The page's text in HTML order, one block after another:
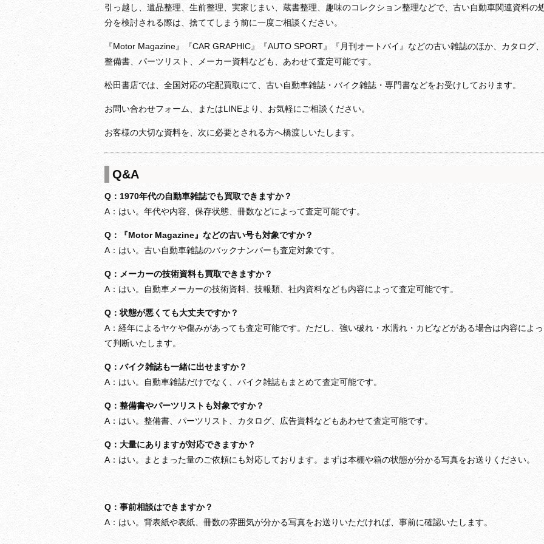
引っ越し、遺品整理、生前整理、実家じまい、蔵書整理、趣味のコレクション整理などで、古い自動車関連資料の
分を検討される際は、捨ててしまう前に一度ご相談ください。
『Motor Magazine』『CAR GRAPHIC』『AUTO SPORT』『月刊オートバイ』などの古い雑誌のほか、カタログ、
整備書、パーツリスト、メーカー資料なども、あわせて査定可能です。
松田書店では、全国対応の宅配買取にて、古い自動車雑誌・バイク雑誌・専門書などをお受けしております。
お問い合わせフォーム、またはLINEより、お気軽にご相談ください。
お客様の大切な資料を、次に必要とされる方へ橋渡しいたします。
Q&A
Q：1970年代の自動車雑誌でも買取できますか？
A：はい。年代や内容、保存状態、冊数などによって査定可能です。
Q：『Motor Magazine』などの古い号も対象ですか？
A：はい。古い自動車雑誌のバックナンバーも査定対象です。
Q：メーカーの技術資料も買取できますか？
A：はい。自動車メーカーの技術資料、技報類、社内資料なども内容によって査定可能です。
Q：状態が悪くても大丈夫ですか？
A：経年によるヤケや傷みがあっても査定可能です。ただし、強い破れ・水濡れ・カビなどがある場合は内容によっ
て判断いたします。
Q：バイク雑誌も一緒に出せますか？
A：はい。自動車雑誌だけでなく、バイク雑誌もまとめて査定可能です。
Q：整備書やパーツリストも対象ですか？
A：はい。整備書、パーツリスト、カタログ、広告資料などもあわせて査定可能です。
Q：大量にありますが対応できますか？
A：はい。まとまった量のご依頼にも対応しております。まずは本棚や箱の状態が分かる写真をお送りください。
Q：事前相談はできますか？
A：はい。背表紙や表紙、冊数の雰囲気が分かる写真をお送りいただければ、事前に確認いたします。